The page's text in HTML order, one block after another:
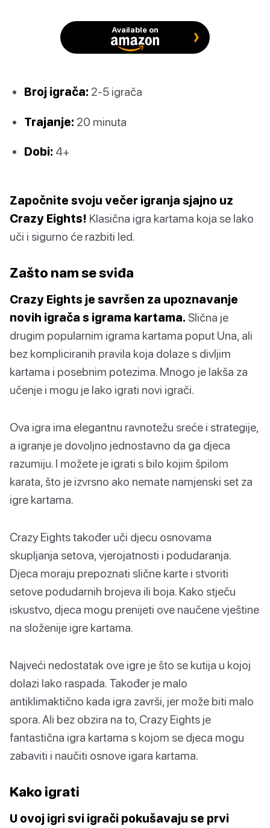
Available on
Broj igrača: 2-5 igrača
Trajanje: 20 minuta
Dobi: 4+
Započnite svoju večer igranja sjajno uz
Crazy Eights! Klasična igra kartama koja se lako
uči i sigurno će razbiti led.
Zašto nam se sviđa
Crazy Eights je savršen za upoznavanje
novih igrača s igrama kartama. Slična je
drugim popularnim igrama kartama poput Una, ali
bez kompliciranih pravila koja dolaze s divljim
kartama i posebnim potezima. Mnogo je lakša za
učenje i mogu je lako igrati novi igrači.
Ova igra ima elegantnu ravnotežu sreće i strategije,
a igranje je dovoljno jednostavno da ga djeca
razumiju. I možete je igrati s bilo kojim špilom
karata, što je izvrsno ako nemate namjenski set za
igre kartama.
Crazy Eights također uči djecu osnovama
skupljanja setova, vjerojatnosti i podudaranja.
Djeca moraju prepoznati slične karte i stvoriti
setove podudarnih brojeva ili boja. Kako stječu
iskustvo, djeca mogu prenijeti ove naučene vještine
na složenije igre kartama.
Najveći nedostatak ove igre je što se kutija u kojoj
dolazi lako raspada. Također je malo
antiklimaktično kada igra završi, jer može biti malo
spora. Ali bez obzira na to, Crazy Eights je
fantastična igra kartama s kojom se djeca mogu
zabaviti i naučiti osnove igara kartama.
Kako igrati
U ovoj igri svi igrači pokušavaju se prvi